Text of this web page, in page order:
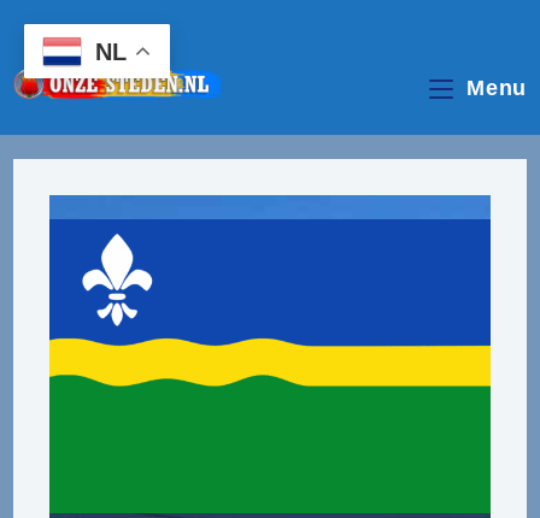
inhoud
Menu
NL